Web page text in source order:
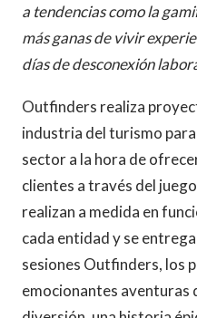
a tendencias como la
más ganas de vivir
días de desconexión
Outfinders realiza
industria del turismo
sector a la hora de
clientes a través del
realizan a medida en
cada entidad y se
sesiones Outfinders, los
emocionantes aventuras